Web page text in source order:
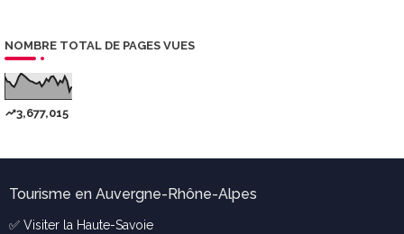
NOMBRE TOTAL DE PAGES VUES
3,677,015
Tourisme en Auvergne-Rhône-Alpes
✅ Visiter la Haute-Savoie